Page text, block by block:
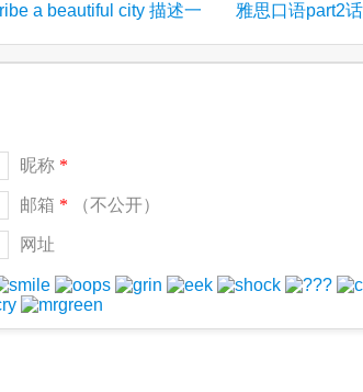
actress you
a beautiful city 描述一 雅思口语part2
something to
昵称 *
邮箱 * （不公开）
网址